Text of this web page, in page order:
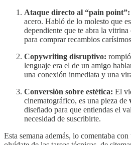
Ataque directo al “pain point”:
acero. Habló de lo molesto que
dependiente que te abra la
para comprar recambios
Copywriting disruptivo:
lenguaje era el de un amigo
una conexión inmediata y una
Conversión sobre estética: El
cinematográfico, es una pieza de
diseñado para que entiendas el
necesidad de suscribirte.
Esta semana además, lo comentaba